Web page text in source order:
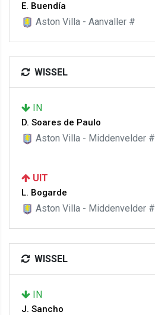
E. Buendía
Aston Villa - Aanvaller #
WISSEL
IN
D. Soares de Paulo
Aston Villa - Middenvelder #
UIT
L. Bogarde
Aston Villa - Middenvelder #
WISSEL
IN
J. Sancho